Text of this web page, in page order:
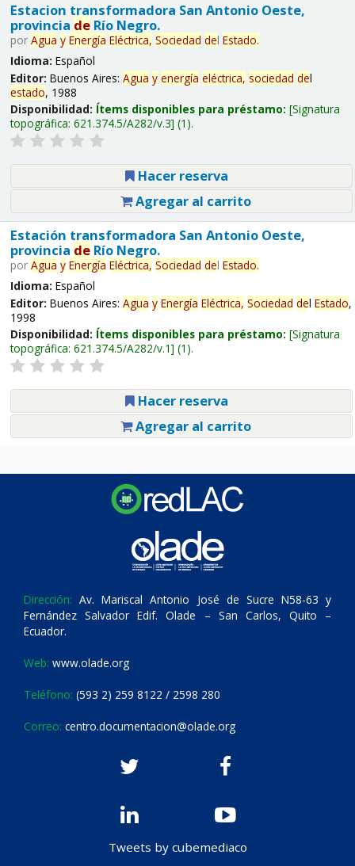
Estacion transformadora San Antonio Oeste,
provincia deRío Negro.
por Agua y Energía Eléctrica, Sociedad del Estado.
Idioma: Español
Editor: Buenos Aires: Agua y energía eléctrica, sociedad del
estado, 1988
Disponibilidad: Ítems disponibles para préstamo: Signatura
topográfica: 621.374.5/A282/v.3 (1).
Hacer reserva
Agregar al carrito
Estación transformadora San Antonio Oeste,
provincia deRío Negro.
por Agua y Energía Eléctrica, Sociedad del Estado.
Idioma: Español
Editor: Buenos Aires: Agua y Energía Eléctrica, Sociedad del Estado,
1998
Disponibilidad: Ítems disponibles para préstamo: Signatura
topográfica: 621.374.5/A282/v.1 (1).
Hacer reserva
Agregar al carrito
Dirección: Av. Mariscal Antonio José de Sucre N58-63 y
Fernández Salvador Edif. Olade – San Carlos, Quito –
Ecuador.
Web: www.olade.org
Teléfono: (593 2) 259 8122 / 2598 280
Correo: centro.documentacion@olade.org
Tweets by cubemediaco